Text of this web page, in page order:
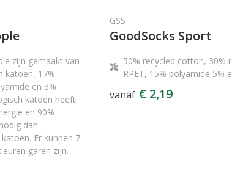
zijn gemaakt van
katoen, 17%
en 3%
katoen heeft
en 90%
dan
Er kunnen 7
garen zijn.
GSS
GoodSocks Sport
50% recycled cotton, 30%
RPET, 15% polyamide 5%
vanaf € 2,19